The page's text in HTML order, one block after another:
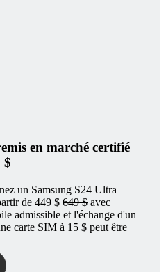
en marché certifié
$
un Samsung S24 Ultra
de 449 $ 649 $ avec
admissible et l'échange d'un
carte SIM à 15 $ peut être